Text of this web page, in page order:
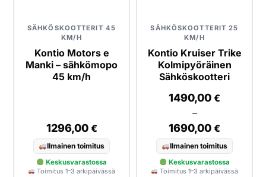
SÄHKÖSKOOTTERIT 45
KM/H
Kontio Motors e
Manki – sähkömopo
45 km/h
1296,00 €
Ilmainen toimitus
Keskusvarastossa
Toimitus 1–3 arkipäivässä
SÄHKÖSKOOTTERIT 25
KM/H
Kontio Kruiser Trike
Kolmipyöräinen
Sähköskootteri
1490,00 €
–
1690,00 €
Ilmainen toimitus
Keskusvarastossa
Toimitus 1–3 arkipäivässä